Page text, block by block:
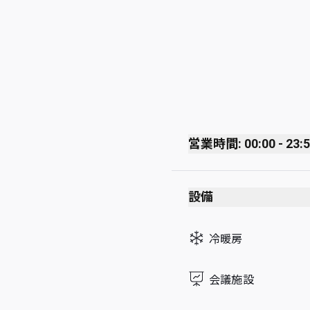
営業時間: 00:00 -
Monday
Tuesday
Thursday
Friday
設備
冷暖房
会議施設